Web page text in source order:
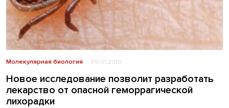
Молекулярная биология 09.01.2019
Новое исследование позволит разработать
лекарство от опасной геморрагической
лихорадки